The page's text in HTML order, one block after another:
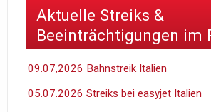
Aktuelle Streiks &
Beeinträchtigungen im
09.07,2026 Bahnstreik Italien
05.07.2026 Streiks bei easyjet Italien